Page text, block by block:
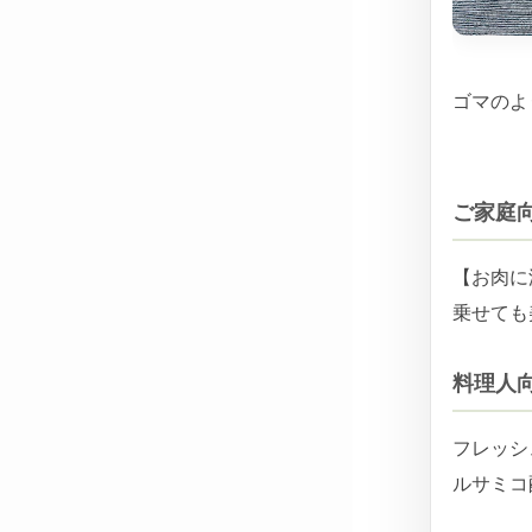
ゴマの
ご家庭
【お肉
乗せて
料理人
フレッ
ルサミ